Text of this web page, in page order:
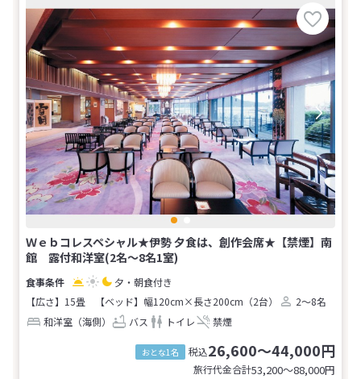
Ｗｅｂコレスペシャル★伊勢 夕食は、創作会席★【禁煙】南
館 露付和洋室(2名～8名1室)
夕・朝食付き
【広さ】15畳
【ベッド】幅120cm×長さ200cm（2台）
2～8名
和洋室（海側）
バス トイレ 禁煙
おとな1名 税込26,600～44,000円
旅行代金合計53,200〜88,000円